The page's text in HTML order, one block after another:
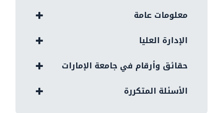
معلومات عامة
الإدارة العليا
حقائق وأرقام في جامعة الإمارات
الأسئلة المتكررة